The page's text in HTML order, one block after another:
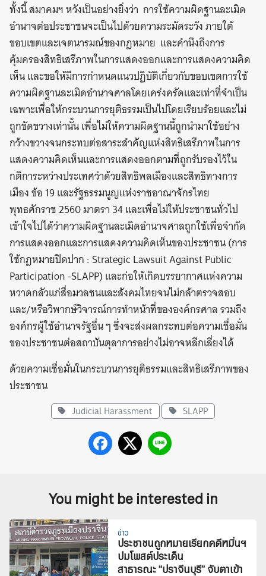
ทั้งนี้ สมาคมฯ หวังเป็นอย่างยิ่งว่า การใช้ความผิดฐานละเมิด
อำนาจต่อประชาชนจะเป็นไปด้วยความระมัดระวัง ภายใต้
ขอบเขตและเจตนารมณ์ของกฎหมาย และคำนึงถึงการ
คุ้มครองสิทธิเสรีภาพในการแสดงออกและการแสดงความคิด
เห็น และขอให้มีการกำหนดแนวปฏิบัติเกี่ยวกับขอบเขตการใช้
ความผิดฐานละเมิดอำนาจศาลโดยเคร่งครัดและเท่าที่จำเป็น
เฉพาะเพื่อให้กระบวนการยุติธรรมเป็นไปโดยเรียบร้อยและไม่
ถูกขัดขวางเท่านั้น เพื่อไม่ให้ความผิดฐานนี้ถูกนำมาใช้อย่าง
กว้างขวางจนกระทบต่อสาระสำคัญแห่งสิทธิเสรีภาพในการ
แสดงความคิดเห็นและการแสดงออกตามที่ถูกรับรองไว้ใน
กติการะหว่างประเทศว่าด้วยสิทธิพลเมืองและสิทธิทางการ
เมือง ข้อ 19 และรัฐธรรมนูญแห่งราชอาณาจักรไทย
พุทธศักราช 2560 มาตรา 34 และเพื่อไม่ให้ประชาชนทั่วไป
เข้าใจไปได้ว่าความผิดฐานละเมิดอำนาจศาลถูกใช้เพื่อจำกัด
การแสดงออกและการแสดงความคิดเห็นของประชาชน (การ
ใช้กฎหมายปิดปาก : Strategic Lawsuit Against Public
Participation -SLAPP) และก่อให้เกิดบรรยากาศแห่งความ
หวาดกลัวแก่สื่อมวลชนและสังคมไทยจนไม่กล้าตรวจสอบ
และ/หรือวิพากษ์วิจารณ์การทำหน้าที่ขององค์กรศาล รวมถึง
องค์กรผู้ใช้อำนาจรัฐอื่น ๆ ซึ่งจะส่งผลกระทบต่อความเชื่อมั่น
ของประชาชนต่อสถาบันตุลาการอย่างไม่อาจหลีกเลี่ยงได้
ด้วยความเชื่อมั่นในกระบวนการยุติธรรมและสิทธิเสรีภาพของ
ประชาชน
Judicial Harassment SLAPP
You might be interested in
ข่าว
ประชาชนถูกหมายเรียกคดีหมิ่นฯ
ปมโพสต์ประเด็น
สาธารณะ “ปราจีนบุรี” จับตาเข้า